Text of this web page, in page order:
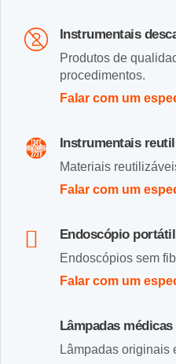
Instrumentais
Produtos de
procedimentos.
Falar com um
Instrumentais
Materiais
Falar com um
Endoscópio portátil
Endoscópios sem
Falar com um
Lâmpadas médicas
Lâmpadas originais